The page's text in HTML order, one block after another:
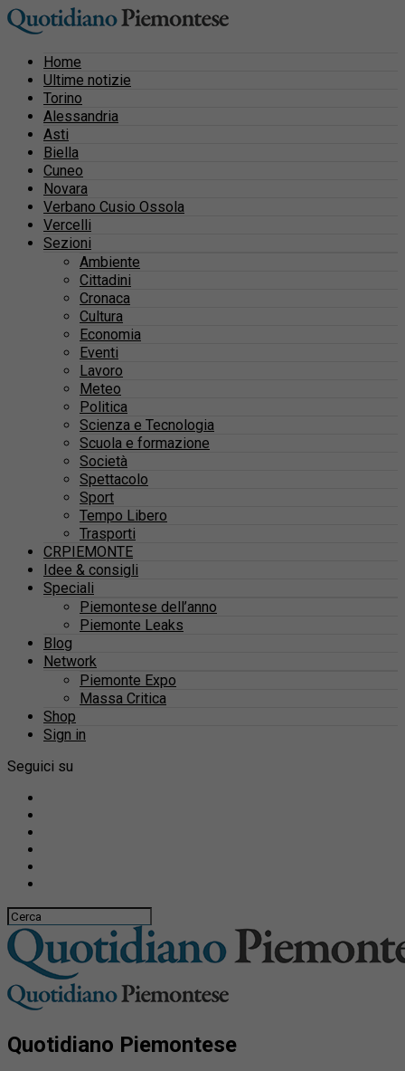
Home
Ultime notizie
Torino
Alessandria
Asti
Biella
Cuneo
Novara
Verbano Cusio Ossola
Vercelli
Sezioni
Ambiente
Cittadini
Cronaca
Cultura
Economia
Eventi
Lavoro
Meteo
Politica
Scienza e Tecnologia
Scuola e formazione
Società
Spettacolo
Sport
Tempo Libero
Trasporti
CRPIEMONTE
Idee & consigli
Speciali
Piemontese dell’anno
Piemonte Leaks
Blog
Network
Piemonte Expo
Massa Critica
Shop
Sign in
Seguici su
Quotidiano Piemontese